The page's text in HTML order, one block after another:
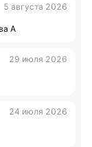
5 августа 2026
А
29 июля 2026
24 июля 2026